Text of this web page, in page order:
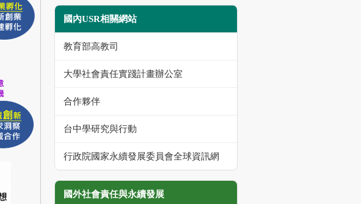
國內USR相關網站
教育部高教司
大學社會責任實踐計畫辦公室
合作夥伴
台中學研究與行動
行政院國家永續發展委員會全球資訊網
國外社會責任與永續發展